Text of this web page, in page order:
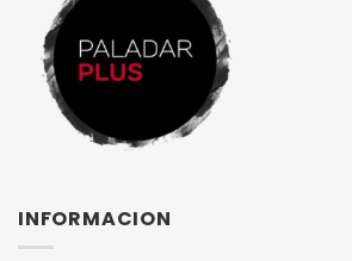
INFORMACION